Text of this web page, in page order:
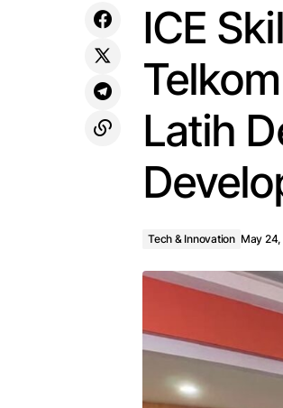
ICE
Latih
Tech & Innovation May